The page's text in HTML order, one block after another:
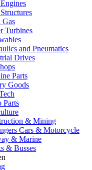
Turbines
and Pneumatics
Drives
Parts
Goods
Parts
& Mining
Cars & Motorcycle
& Marine
& Busses